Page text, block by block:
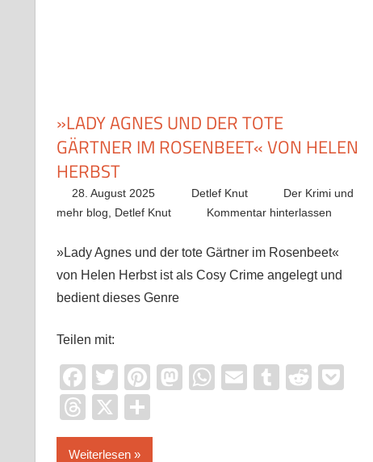
»LADY AGNES UND DER TOTE
GÄRTNER IM ROSENBEET« VON HELEN
HERBST
28. August 2025 Detlef Knut
Der Krimi und
mehr blog
Detlef Knut Kommentar hinterlassen
»Lady Agnes und der tote Gärtner im Rosenbeet«
von Helen Herbst ist als Cosy Crime angelegt und
bedient dieses Genre
Teilen mit:
Facebook
TwitterPinterest
Mastodon
WhatsApp
EmailTumblrReddit
Threads
X
Weiterlesen